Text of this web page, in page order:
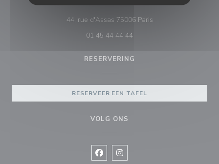
44, rue d'Assas 75006 Paris((opent in een nieuw
01 45 44 44 44
RESERVERING
RESERVEER EEN TAFEL
VOLG ONS
Facebook ((opent in een nieuw
Instagram ((opent in een